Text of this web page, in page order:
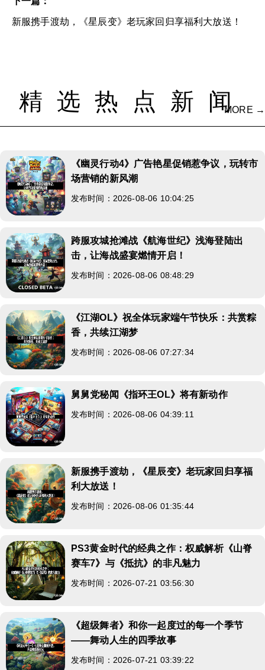
新服携手渡劫，《星辰变》老玩家回归享福利大放送！
精选热点新闻
MORE →
《幽灵行动4》广告艳星促销惹争议，玩转市
场营销的新风潮
发布时间：2026-08-06 10:04:25
跨服攻城抢滩战《航海世纪》浅海登陆出
击，让海战盛宴燃情开启！
发布时间：2026-08-06 08:48:29
《江湖OL》祝全体玩家端午节快乐：共赏粽
香，共续江湖梦
发布时间：2026-08-06 07:27:34
舅舅党秘闻《指环王OL》将有新动作
发布时间：2026-08-06 04:39:11
新服携手渡劫，《星辰变》老玩家回归享福
利大放送！
发布时间：2026-08-06 01:35:44
PS3黄金时代的经典之作：权威解析《山脊
赛车7》与《抵抗》的非凡魅力
发布时间：2026-07-21 03:56:30
《超级舞者》和你一起度过的每一个季节
——舞动人生的四季故事
发布时间：2026-07-21 03:39:22